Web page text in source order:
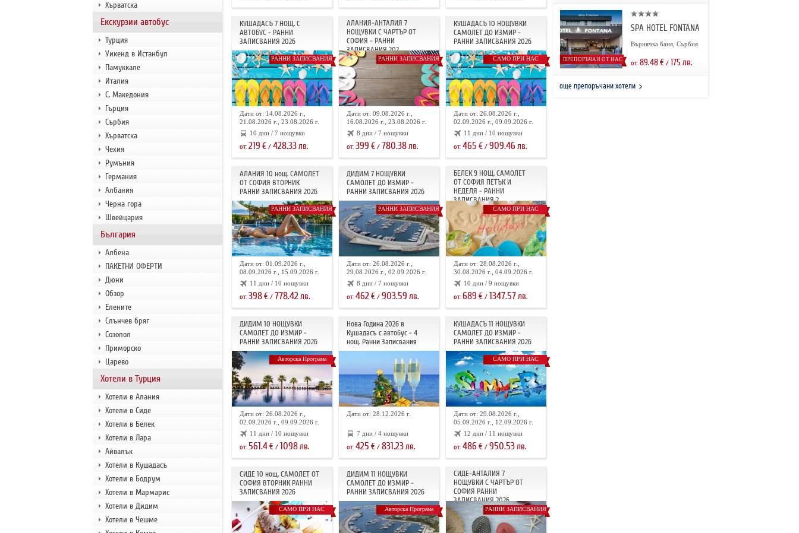
Хърватска
Екскурзии автобус
Турция
Уикенд в Истанбул
Памуккале
Италия
С. Македония
Гърция
Сърбия
Хърватска
Чехия
Румъния
Германия
Албания
Черна гора
Швейцария
България
Албена
ПАКЕТНИ ОФЕРТИ
Дюни
Обзор
Елените
Слънчев бряг
Созопол
Приморско
Царево
Хотели в Турция
Хотели в Алания
Хотели в Сиде
Хотели в Белек
Хотели в Лара
Айвалък
Хотели в Кушадасъ
Хотели в Бодрум
Хотели в Мармарис
Хотели в Дидим
Хотели в Чешме
КУШАДАСЪ 7 НОЩ. С
АВТОБУС - РАННИ
ЗАПИСВАНИЯ 2026
РАННИ ЗАПИСВАНИЯ
Дати от: 14.08.2026 г.,
21.08.2026 г., 23.08.2026 г.
10 дни / 7 нощувки
от: 219 €/ 428.33лв.
АЛАНИЯ-АНТАЛИЯ 7
НОЩУВКИ С ЧАРТЪР ОТ
СОФИЯ - РАННИ
ЗАПИСВАНИЯ 202...
РАННИ ЗАПИСВАНИЯ
Дати от: 09.08.2026 г.,
16.08.2026 г., 23.08.2026 г.
8 дни / 7 нощувки
от: 399 €/ 780.38лв.
КУШАДАСЪ 10 НОЩУВКИ
САМОЛЕТ ДО ИЗМИР -
РАННИ ЗАПИСВАНИЯ 2026
САМО ПРИ НАС
Дати от: 26.08.2026 г.,
02.09.2026 г., 09.09.2026 г.
11 дни / 10 нощувки
от: 465 €/ 909.46лв.
АЛАНИЯ 10 нощ. САМОЛЕТ
ОТ СОФИЯ ВТОРНИК
РАННИ ЗАПИСВАНИЯ 2026
РАННИ ЗАПИСВАНИЯ
Дати от: 01.09.2026 г.,
08.09.2026 г., 15.09.2026 г.
11 дни / 10 нощувки
от: 398€/ 778.42лв.
ДИДИМ 7 НОЩУВКИ
САМОЛЕТ ДО ИЗМИР -
РАННИ ЗАПИСВАНИЯ 2026
РАННИ ЗАПИСВАНИЯ
Дати от: 26.08.2026 г.,
29.08.2026 г., 02.09.2026 г.
8 дни / 7 нощувки
от: 462€/ 903.59 лв.
БЕЛЕК 9 НОЩ. САМОЛЕТ
ОТ СОФИЯ ПЕТЪК И
НЕДЕЛЯ - РАННИ
ЗАПИСВАНИЯ 2...
САМО ПРИ НАС
Дати от: 28.08.2026 г.,
30.08.2026 г., 04.09.2026 г.
10 дни / 9 нощувки
от: 689 €/ 1347.57лв.
ДИДИМ 10 НОЩУВКИ
САМОЛЕТ ДО ИЗМИР -
РАННИ ЗАПИСВАНИЯ 2026
Авторска Програма
Дати от: 26.08.2026 г.,
02.09.2026 г., 09.09.2026 г.
11 дни / 10 нощувки
от: 561.4€/ 1098лв.
Нова Година 2026 в
Кушадасъ с автобус - 4
нощ. Ранни Записвания
Дати от: 28.12.2026 г.
7 дни / 4 нощувки
от: 425 €/ 831.23лв.
КУШАДАСЪ 11 НОЩУВКИ
САМОЛЕТ ДО ИЗМИР -
РАННИ ЗАПИСВАНИЯ 2026
САМО ПРИ НАС
Дати от: 29.08.2026 г.,
05.09.2026 г., 12.09.2026 г.
12 дни / 11 нощувки
от: 486€/ 950.53лв.
СИДЕ 10 нощ. САМОЛЕТ ОТ
СОФИЯ ВТОРНИК РАННИ
ЗАПИСВАНИЯ 2026
САМО ПРИ НАС
ДИДИМ 11 НОЩУВКИ
САМОЛЕТ ДО ИЗМИР -
РАННИ ЗАПИСВАНИЯ 2026
Авторска Програма
СИДЕ-АНТАЛИЯ 7
НОЩУВКИ С ЧАРТЪР OT
СОФИЯ РАННИ
ЗАПИСВАНИЯ 2026
РАННИ ЗАПИСВАНИЯ
ПРЕПОРЪЧАН ОТ НАС
SPA HOTEL FONTANA
Върнячка баня, Сърбия
от: 89.48€/ 175 лв.
още препоръчани хотели